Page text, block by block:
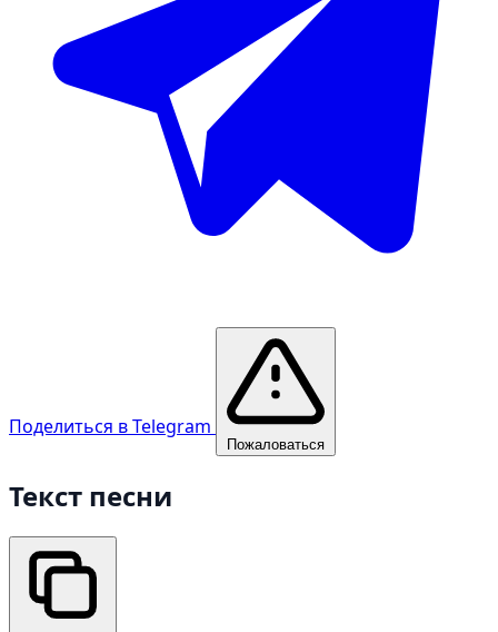
Поделиться в Telegram
Пожаловаться
Текст песни